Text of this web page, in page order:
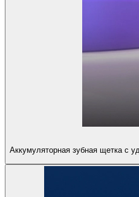
Аккумуляторная зубная щетка с